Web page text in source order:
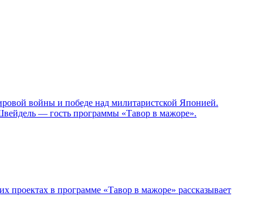
войны и победе над милитаристской Японией.
— гость программы «Тавор в мажоре».
проектах в программе «Тавор в мажоре» рассказывает